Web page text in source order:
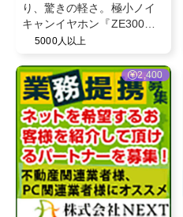
り、驚きの軽さ。極小ノイ
キャンイヤホン『ZE300』
体験モニター募集！ ※お好
5000人以上
2,400